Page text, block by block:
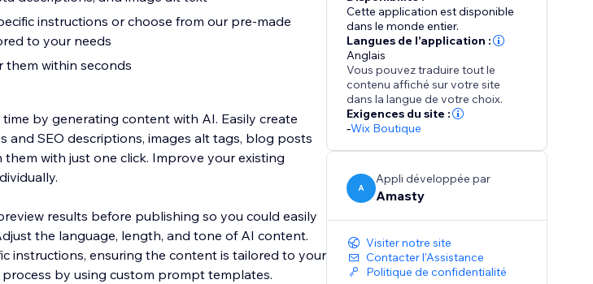
instructions or choose from our pre-made
to your needs
them within seconds
by generating content with AI. Easily create
SEO descriptions, images alt tags, blog posts
with just one click. Improve your existing
results before publishing so you could easily
the language, length, and tone of AI content.
instructions, ensuring the content is tailored to your
by using custom prompt templates.
Cette application est disponible
dans le monde entier.
Langues de l'application :
Anglais
Vous pouvez traduire tout le
contenu affiché sur votre site
dans la langue de votre choix.
Exigences du site :
-Wix Boutique
A
Appli développée par
Amasty
Visiter notre site
Contacter l'Assistance
Politique de confidentialité